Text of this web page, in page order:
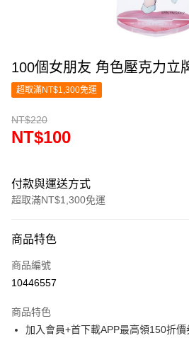
100個女朋友 角色壓克力立
超取滿NT$1,300免運
NT$220
NT$100
付款與運送方式
超取滿NT$1,300免運
信用卡一次付款
超商取貨付款
Apple Pay
商品特色
商品編號
10446557
商品特色
加入會員+首下載APP最高領150折